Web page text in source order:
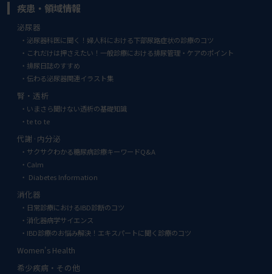
疾患・領域情報
泌尿器
泌尿器科医に聞く！婦人科における下部尿路症状の診療のコツ
これだけは押さえたい！一般診療における排尿管理・ケアのポイント
排尿日誌のすすめ
伝わる泌尿器関連イラスト集
腎・透析
いまさら聞けない透析の基礎知識
te to te
代謝·内分泌
サクサクわかる糖尿病診療キーワードQ&A
Calm
Diabetes Information
消化器
日常診療におけるIBD診断のコツ
消化器病学サイエンス
IBD診療のお悩み解決！エキスパートに聞く診療のコツ
Women's Health
希少疾病・その他